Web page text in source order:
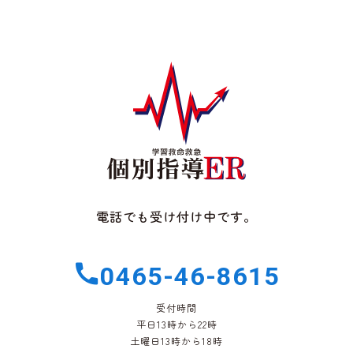
電話でも受け付け中です。
0465-46-8615
受付時間
平日13時から22時
土曜日13時から18時